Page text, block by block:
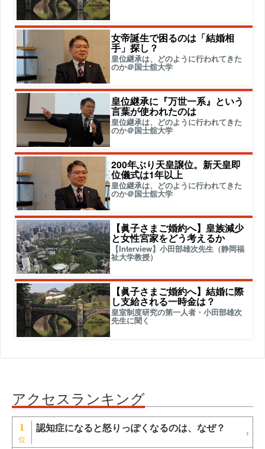
女帝誕生で困るのは「結婚相
手」探し？
皇位継承は、どのように行われてきた
のか＠国士舘大学
皇位継承に『万世一系』という
言葉が使われたのは
皇位継承は、どのように行われてきた
のか＠国士舘大学
200年ぶり天皇譲位。新天皇即
位儀式は1年以上
皇位継承は、どのように行われてきた
のか＠国士舘大学
【眞子さまご婚約へ】皇族減少
と女性宮家をどう考えるか
【Interview】小田部雄次先生（静岡福
祉大学教授）
【眞子さまご婚約へ】結婚に際
し支給される一時金は？
皇室制度研究の第一人者・小田部雄次
先生に聞く
アクセスランキング
1 認知症になると怒りっぽくなるのは、なぜ？